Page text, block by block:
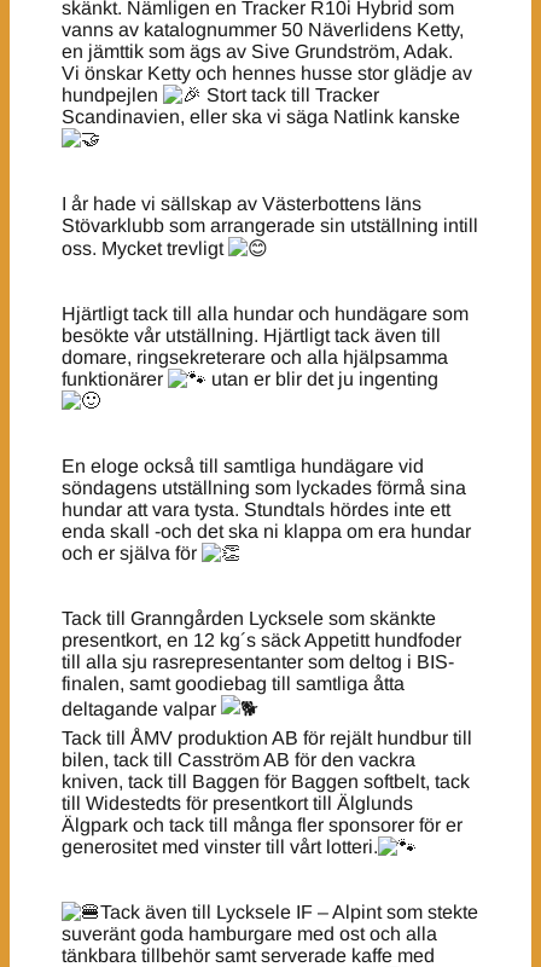
skänkt. Nämligen en Tracker R10i Hybrid som
vanns av katalognummer 50 Näverlidens Ketty,
en jämttik som ägs av Sive Grundström, Adak.
Vi önskar Ketty och hennes husse stor glädje av
hundpejlen
Stort tack till Tracker
Scandinavien, eller ska vi säga Natlink kanske
I år hade vi sällskap av Västerbottens läns
Stövarklubb som arrangerade sin utställning intill
oss. Mycket trevligt
Hjärtligt tack till alla hundar och hundägare som
besökte vår utställning. Hjärtligt tack även till
domare, ringsekreterare och alla hjälpsamma
funktionärer
utan er blir det ju ingenting
En eloge också till samtliga hundägare vid
söndagens utställning som lyckades förmå sina
hundar att vara tysta. Stundtals hördes inte ett
enda skall -och det ska ni klappa om era hundar
och er själva för
Tack till Granngården Lycksele som skänkte
presentkort, en 12 kg´s säck Appetitt hundfoder
till alla sju rasrepresentanter som deltog i BIS-
finalen, samt goodiebag till samtliga åtta
deltagande valpar
Tack till ÅMV produktion AB för rejält hundbur till
bilen, tack till Casström AB för den vackra
kniven, tack till Baggen för Baggen softbelt, tack
till Widestedts för presentkort till Älglunds
Älgpark och tack till många fler sponsorer för er
generositet med vinster till vårt lotteri.
Tack även till Lycksele IF – Alpint som stekte
suveränt goda hamburgare med ost och alla
tänkbara tillbehör samt serverade kaffe med